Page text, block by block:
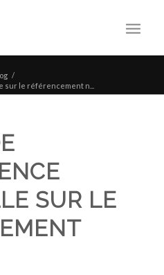
/
sur le référencement n...
SUR LE